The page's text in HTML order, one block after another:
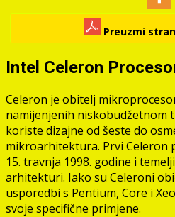
Preuzmi
Intel Celeron
Celeron je obitelj
namijenjenih niskobudžetnom
koriste dizajne od šeste do
mikroarhitektura. Prvi Celeron
15. travnja 1998. godine i
arhitekturi. Iako su Celeroni
usporedbi s Pentium, Core i
svoje specifične primjene.